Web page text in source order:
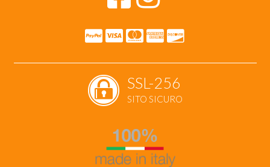
SSL-256
SITO SICURO